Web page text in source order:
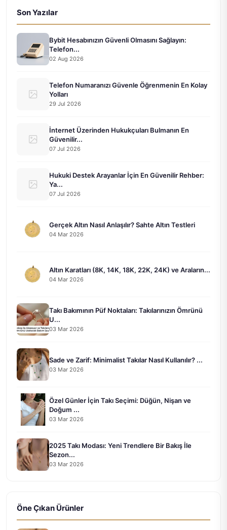
Son Yazılar
Bybit Hesabınızın Güvenli Olmasını Sağlayın:
Telefon...
02 Aug 2026
Telefon Numaranızı Güvenle Öğrenmenin En Kolay
Yolları
29 Jul 2026
İnternet Üzerinden Hukukçuları Bulmanın En
Güvenilir...
07 Jul 2026
Hukuki Destek Arayanlar İçin En Güvenilir Rehber:
Ya...
07 Jul 2026
Gerçek Altın Nasıl Anlaşılır? Sahte Altın Testleri
04 Mar 2026
Altın Karatları (8K, 14K, 18K, 22K, 24K) ve Araların...
04 Mar 2026
Takı Bakımının Püf Noktaları: Takılarınızın Ömrünü
U...
03 Mar 2026
Sade ve Zarif: Minimalist Takılar Nasıl Kullanılır? ...
03 Mar 2026
Özel Günler İçin Takı Seçimi: Düğün, Nişan ve
Doğum ...
03 Mar 2026
2025 Takı Modası: Yeni Trendlere Bir Bakış İle
Sezon...
03 Mar 2026
Öne Çıkan Ürünler